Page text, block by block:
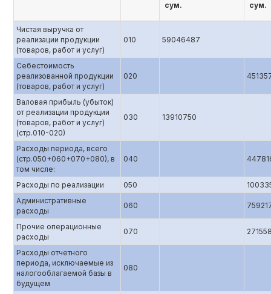
сум.
сум.
Чистая выручка от
реализации продукции
(товаров, работ и услуг)
010 59046487
Себестоимость
реализованной продукции
(товаров, работ и услуг)
020
Валовая прибыль (убыток)
от реализации продукции
(товаров, работ и услуг)
(стр.010-020)
030 13910750
Расходы периода, всего
(стр.050+060+070+080), в
том числе:
040
Расходы по реализации 050
Административные
расходы
060
Прочие операционные
расходы
070
Расходы отчетного
периода, исключаемые из
налогооблагаемой базы в
будущем
080